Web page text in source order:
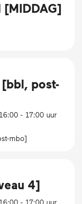
[MIDDAG]
post-
- 17:00 uur
mbo]
4]
- 17:00 uur